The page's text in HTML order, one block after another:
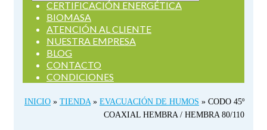
por: CERTIFICACIÓN ENERGÉTICA
BIOMASA
ATENCIÓN AL CLIENTE
NUESTRA EMPRESA
BLOG
CONTACTO
CONDICIONES
INICIO » TIENDA » EVACUACIÓN DE HUMOS » CODO 45º
COAXIAL HEMBRA / HEMBRA 80/110